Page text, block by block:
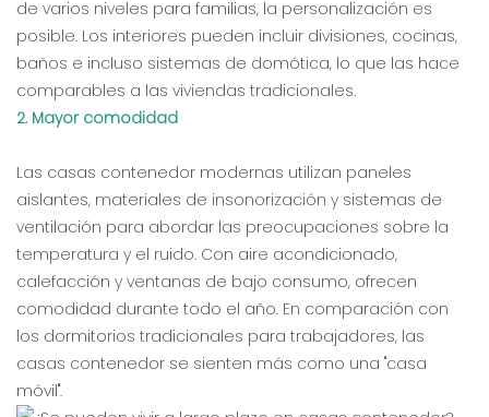
de varios niveles para familias, la personalización es
posible. Los interiores pueden incluir divisiones, cocinas,
baños e incluso sistemas de domótica, lo que las hace
comparables a las viviendas tradicionales.
2. Mayor comodidad
Las casas contenedor modernas utilizan paneles
aislantes, materiales de insonorización y sistemas de
ventilación para abordar las preocupaciones sobre la
temperatura y el ruido. Con aire acondicionado,
calefacción y ventanas de bajo consumo, ofrecen
comodidad durante todo el año. En comparación con
los dormitorios tradicionales para trabajadores, las
casas contenedor se sienten más como una "casa
móvil".